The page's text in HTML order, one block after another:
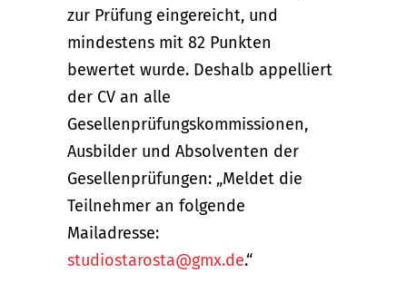
zur Prüfung eingereicht, und
mindestens mit 82 Punkten
bewertet wurde. Deshalb appelliert
der CV an alle
Gesellenprüfungskommissionen,
Ausbilder und Absolventen der
Gesellenprüfungen: „Meldet die
Teilnehmer an folgende
Mailadresse:
studiostarosta@gmx.de.“